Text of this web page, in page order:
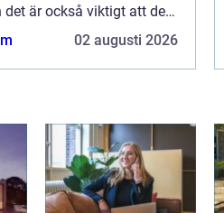
det är också viktigt att det
02 augusti 2026